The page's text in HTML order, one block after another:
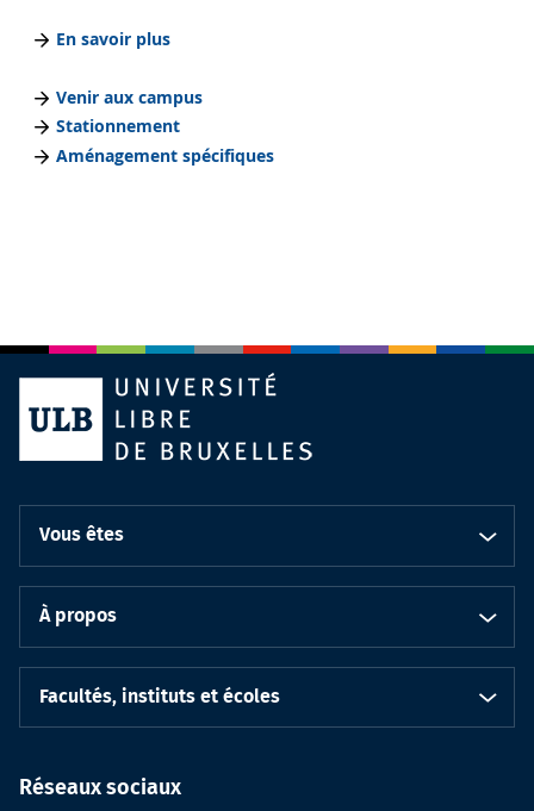
En savoir plus
Venir aux campus
Stationnement
Aménagement spécifiques
Vous êtes
À propos
Facultés, instituts et écoles
Réseaux sociaux